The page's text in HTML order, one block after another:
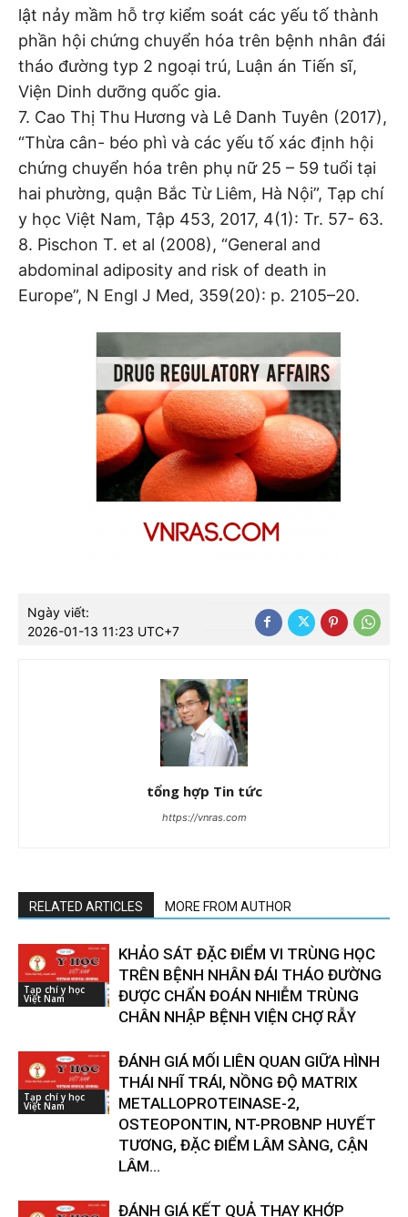
lật nảy mầm hỗ trợ kiểm soát các yếu tố thành
phần hội chứng chuyển hóa trên bệnh nhân đái
tháo đường typ 2 ngoại trú, Luận án Tiến sĩ,
Viện Dinh dưỡng quốc gia.
7. Cao Thị Thu Hương và Lê Danh Tuyên (2017),
“Thừa cân- béo phì và các yếu tố xác định hội
chứng chuyển hóa trên phụ nữ 25 – 59 tuổi tại
hai phường, quận Bắc Từ Liêm, Hà Nội”, Tạp chí
y học Việt Nam, Tập 453, 2017, 4(1): Tr. 57- 63.
8. Pischon T. et al (2008), “General and
abdominal adiposity and risk of death in
Europe”, N Engl J Med, 359(20): p. 2105–20.
Ngày viết:
2026-01-13 11:23 UTC+7
tổng hợp Tin tức
https://vnras.com
RELATED ARTICLES MORE FROM AUTHOR
Tạp chí y học
Việt Nam
KHẢO SÁT ĐẶC ĐIỂM VI TRÙNG HỌC
TRÊN BỆNH NHÂN ĐÁI THÁO ĐƯỜNG
ĐƯỢC CHẨN ĐOÁN NHIỄM TRÙNG
CHÂN NHẬP BỆNH VIỆN CHỢ RẪY
Tạp chí y học
Việt Nam
ĐÁNH GIÁ MỐI LIÊN QUAN GIỮA HÌNH
THÁI NHĨ TRÁI, NỒNG ĐỘ MATRIX
METALLOPROTEINASE-2,
OSTEOPONTIN, NT-PROBNP HUYẾT
TƯƠNG, ĐẶC ĐIỂM LÂM SÀNG, CẬN
LÂM...
ĐÁNH GIÁ KẾT QUẢ THAY KHỚP